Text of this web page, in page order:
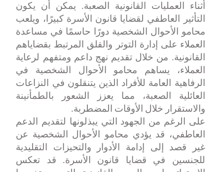
أثناء العمليات القانونية الصعبة. يمكن أن يكون
التأثير العاطفي لقضايا قانون الأسرة كبيرًا، ويلعب
محامو الأحوال الشخصية دورًا حاسمًا في مساعدة
العملاء على إدارة التوتر والقلق المرتبط بقضاياهم
القانونية. من خلال تقديم نهج داعم ومتفهم لرعاية
العملاء، يساهم محامو الأحوال الشخصية في
الرفاهية العامة للأفراد الذين يتنقلون في النزاعات
العائلية الصعبة، مما يعزز الشعور بالطمأنينة
والاستقرار خلال الأوقات المضطربة.
على الرغم من الجهود التي يبذلونها لتقديم الدعم
العاطفي، قد يؤدي محامو الأحوال الشخصية عن
غير قصد إلى إدامة الأدوار والتحيزات التقليدية
للجنسين في قضايا قانون الأسرة. قد تعكس